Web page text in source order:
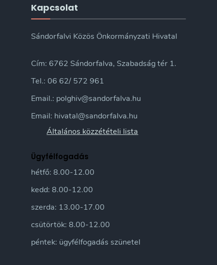
Kapcsolat
Sándorfalvi Közös Önkormányzati Hivatal
Cím: 6762 Sándorfalva, Szabadság tér 1.
Tel.: 06 62/ 572 961
Email.: polghiv@sandorfalva.hu
Email: hivatal@sandorfalva.hu
Általános közzétételi lista
Ügyfélfogadás
hétfő: 8.00-12.00
kedd: 8.00-12.00
szerda: 13.00-17.00
csütörtök: 8.00-12.00
péntek: ügyfélfogadás szünetel